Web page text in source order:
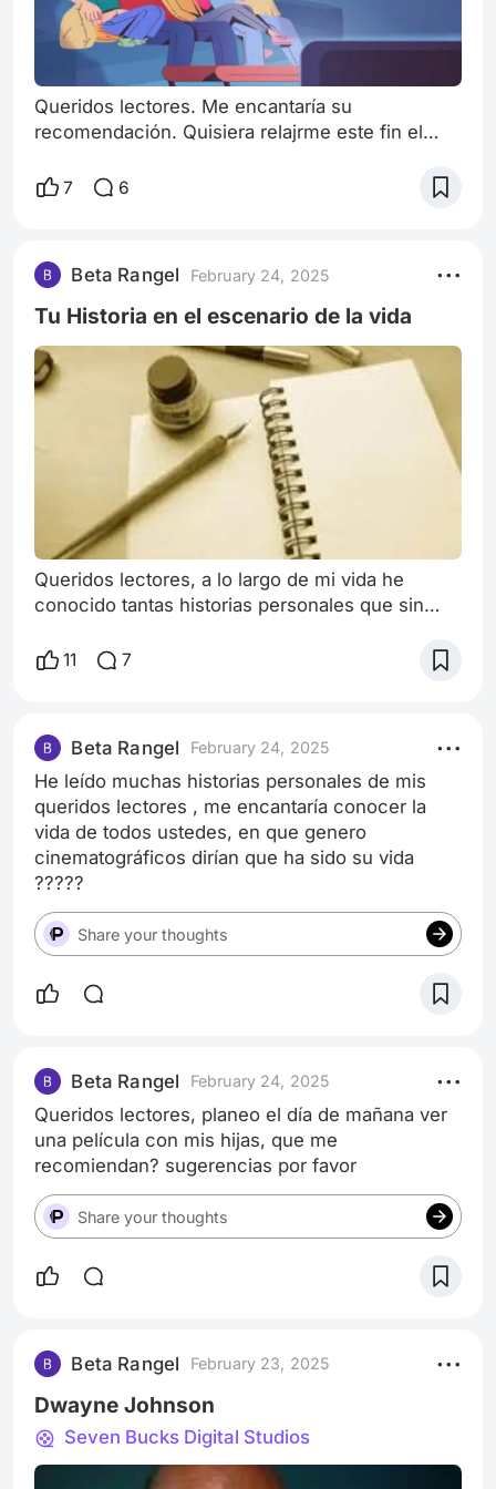
Queridos lectores. Me encantaría su
recomendación. Quisiera relajrme este fin el
¿ cuál pelcula es la favorita de sus hijosi?
7 6
Beta Rangel February 24, 2025
Tu Historia en el escenario de la vida
Queridos lectores, a lo largo de mi vida he
conocido tantas historias personales que sin
mejor escrito , me encantaría conocer la vida de
11 7
Beta Rangel February 24, 2025
He leído muchas historias personales de mis
queridos lectores , me encantaría conocer la
vida de todos ustedes, en que genero
cinematográficos dirían que ha sido su vida
?????
Share your thoughts
Beta Rangel February 24, 2025
Queridos lectores, planeo el día de mañana ver
una película con mis hijas, que me
recomiendan? sugerencias por favor
Share your thoughts
Beta Rangel February 23, 2025
Dwayne Johnson
Seven Bucks Digital Studios